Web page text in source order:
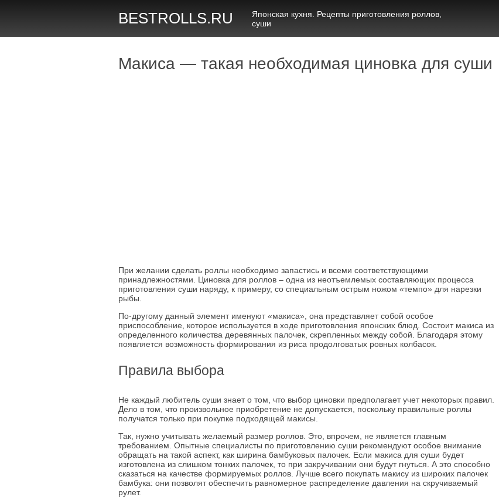
BESTROLLS.RU
Японская кухня. Рецепты приготовления роллов,
суши
Макиса — такая необходимая циновка для суши
При желании сделать роллы необходимо запастись и всеми соответствующими
принадлежностями. Циновка для роллов – одна из неотъемлемых составляющих процесса
приготовления суши наряду, к примеру, со специальным острым ножом «темпо» для нарезки
рыбы.
По-другому данный элемент именуют «макиса», она представляет собой особое
приспособление, которое используется в ходе приготовления японских блюд. Состоит макиса из
определенного количества деревянных палочек, скрепленных между собой. Благодаря этому
появляется возможность формирования из риса продолговатых ровных колбасок.
Правила выбора
Не каждый любитель суши знает о том, что выбор циновки предполагает учет некоторых правил.
Дело в том, что произвольное приобретение не допускается, поскольку правильные роллы
получатся только при покупке подходящей макисы.
Так, нужно учитывать желаемый размер роллов. Это, впрочем, не является главным
требованием. Опытные специалисты по приготовлению суши рекомендуют особое внимание
обращать на такой аспект, как ширина бамбуковых палочек. Если макиса для суши будет
изготовлена из слишком тонких палочек, то при закручивании они будут гнуться. А это способно
сказаться на качестве формируемых роллов. Лучше всего покупать макису из широких палочек
бамбука: они позволят обеспечить равномерное распределение давления на скручиваемый
рулет.